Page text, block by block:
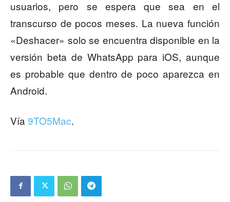
usuarios, pero se espera que sea en el
transcurso de pocos meses. La nueva función
«Deshacer» solo se encuentra disponible en la
versión beta de WhatsApp para iOS, aunque
es probable que dentro de poco aparezca en
Android.
Vía 9TO5Mac.